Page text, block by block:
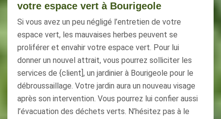
votre espace vert à Bourigeole
Si vous avez un peu négligé l’entretien de votre
espace vert, les mauvaises herbes peuvent se
proliférer et envahir votre espace vert. Pour lui
donner un nouvel attrait, vous pourrez solliciter les
services de {client], un jardinier à Bourigeole pour le
débroussaillage. Votre jardin aura un nouveau visage
après son intervention. Vous pourrez lui confier aussi
l’évacuation des déchets verts. N’hésitez pas à le